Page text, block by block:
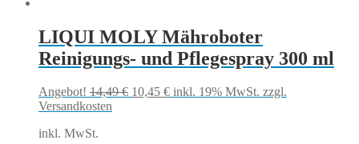
LIQUI MOLY Mähroboter
Reinigungs- und Pflegespray 300 ml
Angebot! 14,49€ Ursprünglicher
10,45 €Aktueller
inkl. 19% MwSt. zzgl.
Versandkosten
inkl. MwSt.